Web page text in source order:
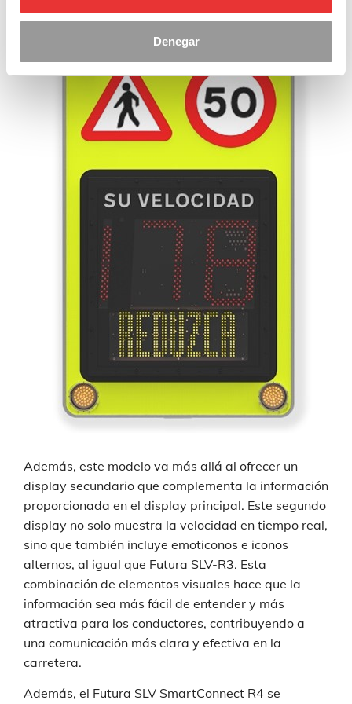
Denegar
Además, este modelo va más allá al ofrecer un
display secundario que complementa la información
proporcionada en el display principal. Este segundo
display no solo muestra la velocidad en tiempo real,
sino que también incluye emoticonos e iconos
alternos, al igual que Futura SLV-R3. Esta
combinación de elementos visuales hace que la
información sea más fácil de entender y más
atractiva para los conductores, contribuyendo a
una comunicación más clara y efectiva en la
carretera.
Además, el Futura SLV SmartConnect R4 se